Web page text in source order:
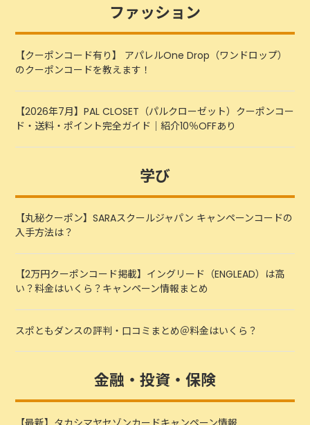
ファッション
【クーポンコード有り】 アパレルOne Drop（ワンドロップ）
のクーポンコードを教えます！
【2026年7月】PAL CLOSET（パルクローゼット）クーポンコー
ド・送料・ポイント完全ガイド｜紹介10％OFFあり
学び
【丸秘クーポン】SARAスクールジャパン キャンペーンコードの
入手方法は？
【2万円クーポンコード掲載】イングリード（ENGLEAD）は高
い？料金はいくら？キャンペーン情報まとめ
スポともダンスの評判・口コミまとめ＠料金はいくら？
金融・投資・保険